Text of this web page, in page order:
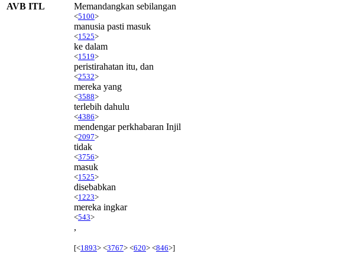
AVB ITL Memandangkan sebilangan
<5100>
manusia pasti masuk
<1525>
ke dalam
<1519>
peristirahatan itu, dan
<2532>
mereka yang
<3588>
terlebih dahulu
<4386>
mendengar perkhabaran Injil
<2097>
tidak
<3756>
masuk
<1525>
disebabkan
<1223>
mereka ingkar
<543>
,
[<1893> <3767> <620> <846>]